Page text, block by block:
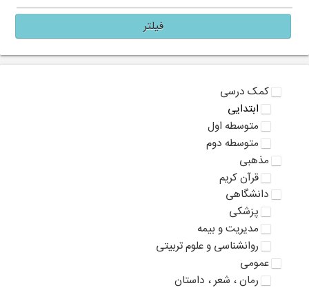
فیلتر
کمک درسی
ابتدایی
متوسطه اول
متوسطه دوم
مذهبی
قرآن کریم
دانشگاهی
پزشکی
مدیریت و بیمه
روانشناسی و علوم تربیتی
عمومی
رمان ، شعر ، داستان